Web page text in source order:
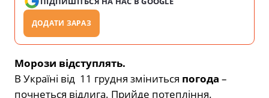
ДОДАТИ ЗАРАЗ
Морози відступлять.
В Україні від 11 грудня зміниться погода –
почнеться відлига. Прийде потепління.